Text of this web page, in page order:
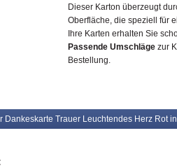
Dieser Karton überzeugt
Oberfläche, die speziell für
Ihre Karten erhalten Sie
Passende Umschläge zur
Bestellung.
Dankeskarte Trauer Leuchtendes Herz Rot